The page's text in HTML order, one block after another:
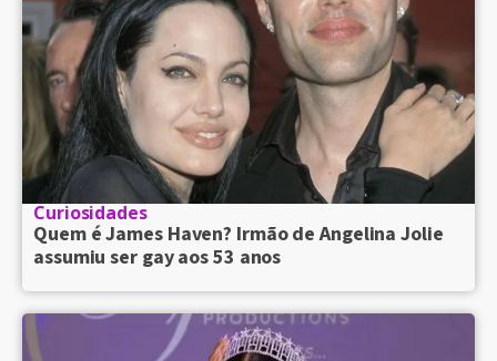
Curiosidades
Quem é James Haven? Irmão de Angelina Jolie
assumiu ser gay aos 53 anos